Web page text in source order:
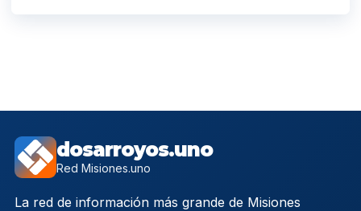
dosarroyos.uno
Red Misiones.uno
La red de información más grande de Misiones